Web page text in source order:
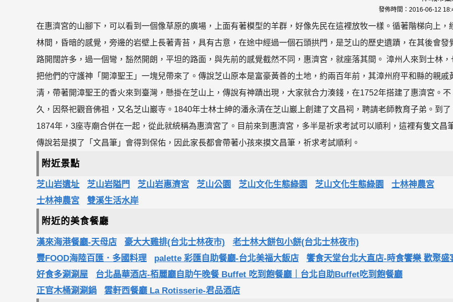
發佈時間： 2016-06-12
在惠濟宮的山腳下，可以看到一個像草原的廣場，上面有著模型的羊群，好像先民在這裡放牧一樣。循著階梯向上，
林間，昏暗的感覺，旁邊的岩壁上長著青苔，具有古意，在途中經過一個石頭拱門，是芝山的歷史遺蹟，在其後會發
路開闊許多，過一個彎，豁然開朗，平坦的路面，與先前的感覺截然不同，惠濟宮，就座落其間。 漳州人來到士林，
把他們的守護神「開漳聖王」一塊兒帶來了。傳說芝山原本是富豪黃善的土地，約兩百年前，其漳州府平和縣的親戚
清，帶著開漳聖王的香火來到臺灣，懸掛在芝山上，傳說有神蹟出現，大家就合力湊錢，在1752年搭建了惠濟宮。不
久，因祭祀觀音佛祖，又名芝山巖寺。1840年士林士紳的潘永清在芝山巖上創建了文昌祠，聘請老師教育子弟。到了
1874年，3座寺廟合併在一起，從此就統稱為惠濟宮了。目前來到惠濟宮，多半是祈求考試可以順利，這裡有隻文昌
傳說若是摸了「文昌筆」會得到保佑，因此家長都會帶著小孩來摸文昌筆，祈求考試順利。
附近景點
芝山岩遺址 芝山岩隘門 芝山岩惠濟宮 芝山公園 芝山文化生態綠園 芝山文化生態綠園
士林神農宮
士林神農宮
雙溪生活水岸
附近的美食餐廳
漢來海港餐廳-天母店 豪大大雞排(台北士林夜市)
老士林大餅包小餅(台北士林夜市)
豐FOOD海陸百匯．多國料理
palette 彩匯自助餐廳-台北美福大飯店
饗食天堂台北大直店-時食饗樂 歡聚盛
好食多涮涮屋
台北晶華酒店-栢麗廳自助午晚餐 Buffet 吃到飽餐廳｜台北自助Buffet吃到飽餐廳
正官木桶涮涮鍋
雲軒西餐廳 La Rotisserie-君品酒店